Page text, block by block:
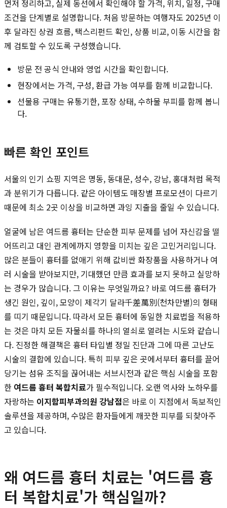
먼저 정리하고, 실제 동선에서 확인해야 할 가격, 위치, 일정, 구매
조건을 단계별로 설명합니다. 처음 방문하는 여행자도 2025년 이
후 달라진 상권 흐름, 택스리펀드 확인, 상품 비교, 이동 시간을 함
께 검토할 수 있도록 구성했습니다.
방문 전 공식 안내와 영업 시간을 확인합니다.
현장에서는 가격, 구성, 환급 가능 여부를 함께 비교합니다.
선물용 구매는 유통기한, 포장 상태, 수하물 부피를 함께 봅니
다.
빠른 확인 포인트
서울의 인기 쇼핑 지역은 명동, 동대문, 성수, 강남, 홍대처럼 목적
과 분위기가 다릅니다. 같은 아이템도 매장별 프로모션이 다르기
때문에 최소 2곳 이상을 비교하면 과잉 지출을 줄일 수 있습니다.
얼굴에 남은 여드름 흉터는 단순한 피부 문제를 넘어 자신감을 떨
어뜨리고 대인 관계에까지 영향을 미치는 깊은 고민거리입니다.
많은 분들이 흉터를 없애기 위해 값비싼 화장품을 사용하거나 여
러 시술을 받아보지만, 기대했던 만큼 효과를 보지 못하고 실망하
는 경우가 많습니다. 그 이유는 무엇일까요? 바로 여드름 흉터가
생긴 원인, 깊이, 모양이 제각기 달라千差萬別(천차만별)의 형태
를 띠기 때문입니다. 따라서 모든 흉터에 동일한 치료법을 적용하
는 것은 마치 모든 자물쇠를 하나의 열쇠로 열려는 시도와 같습니
다. 진정한 해결책은 흉터 타입별 정밀 진단과 그에 따른 고난도
시술의 결합에 있습니다. 특히 피부 깊은 곳에서부터 흉터를 끌어
당기는 섬유 조직을 끊어내는 서브시전과 같은 핵심 시술을 포함
한 여드름 흉터 복합치료가 필수적입니다. 오랜 역사와 노하우를
자랑하는 이지함피부과의원 강남점은 바로 이 지점에서 독보적인
솔루션을 제공하며, 수많은 환자들에게 깨끗한 피부를 되찾아주
고 있습니다.
왜 여드름 흉터 치료는 '여드름 흉
터 복합치료'가 핵심일까?